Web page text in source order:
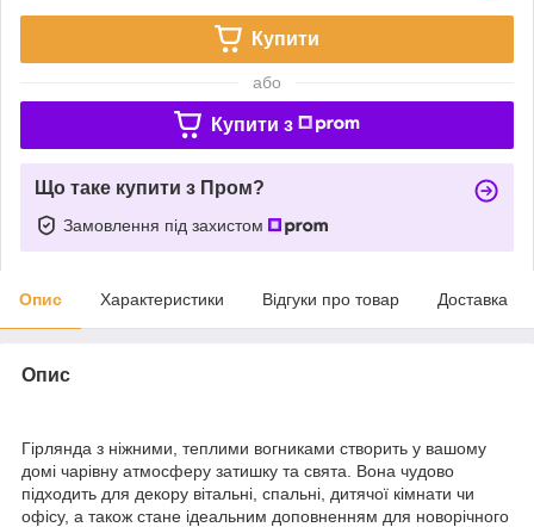
Купити
або
Купити з
Що таке купити з Пром?
Замовлення під захистом
Опис Характеристики Відгуки про товар Доставка
Опис
Гірлянда з ніжними, теплими вогниками створить у вашому
домі чарівну атмосферу затишку та свята. Вона чудово
підходить для декору вітальні, спальні, дитячої кімнати чи
офісу, а також стане ідеальним доповненням для новорічного